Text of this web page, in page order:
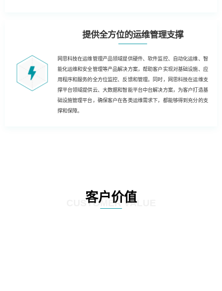
提供全方位的运维管理支撑
网思科技在运维管理产品领域提供硬件、软件监控、自动化运维、智
能化运维和安全管理等产品解决方案，帮助客户实现对基础设施、应
用程序和服务的全方位监控、反馈和管理。同时，网思科技在运维支
撑平台领域提供云、大数据和智能平台中台解决方案，为客户打造基
础设施管理平台，确保客户在各类运维需求下，都能够得到充分的支
撑和保障。
客户价值
CUSTOMER VALUE